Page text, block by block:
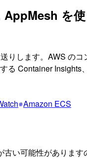
を
りします。AWS の
る Container
Amazon ECS
い可能性があります